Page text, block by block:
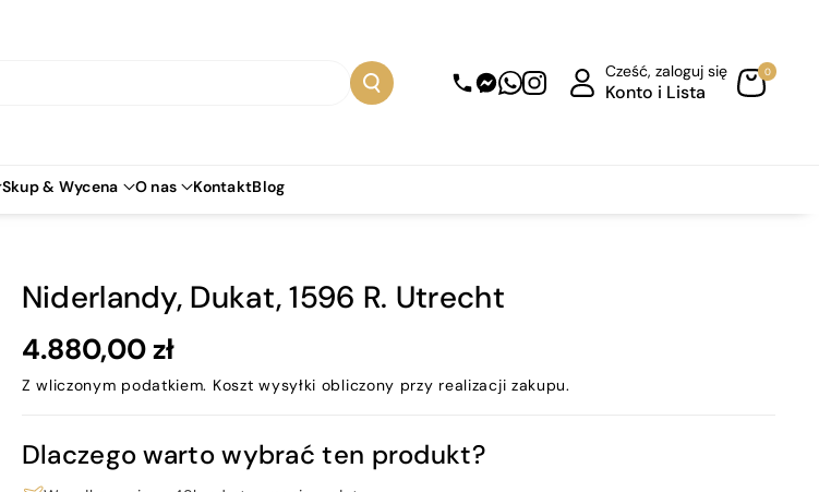
Cześć, zaloguj się
Konto i Lista
0
Skup & Wycena O nas KontaktBlog
Niderlandy, Dukat, 1596 R. Utrecht
4.880,00 zł
Z wliczonym podatkiem. Koszt wysyłki obliczony przy realizacji zakupu.
Dlaczego warto wybrać ten produkt?